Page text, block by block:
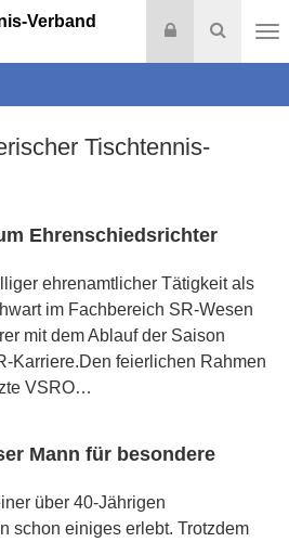
Suche
Login
Verband
Tischtennis-
Ehrenschiedsrichter
ehrenamtlicher Tätigkeit als
im Fachbereich SR-Wesen
mit dem Ablauf der Saison
Karriere.Den feierlichen Rahmen
VSRO…
Mann für besondere
über 40-Jährigen
schon einiges erlebt. Trotzdem